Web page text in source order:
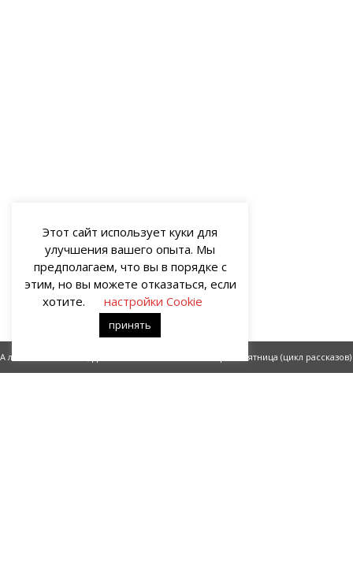
Черная пятница (цикл рассказов)
Этот сайт использует куки для
улучшения вашего опыта. Мы
предполагаем, что вы в порядке с
этим, но вы можете отказаться, если
хотите.
настройки Cookie
принять